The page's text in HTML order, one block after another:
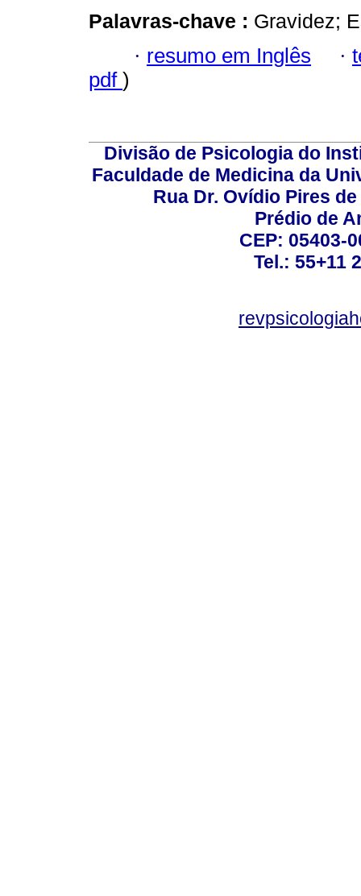
Palavras-chave : Gravidez;
· resumo em Inglês ·
pdf )
Divisão de Psicologia do
Faculdade de Medicina da
Rua Dr. Ovídio Pires
Prédio de
CEP: 05403-
Tel.: 55+11